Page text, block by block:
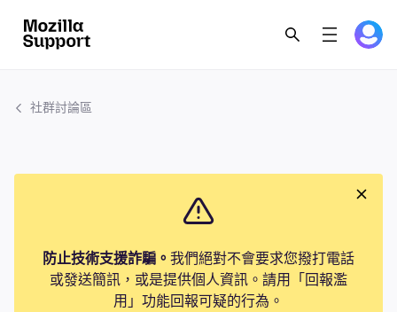
社群討論區
防止技術支援詐騙。 我們絕對不會要求您撥打電話
或發送簡訊，或是提供個人資訊。請用「回報濫
用」功能回報可疑的行為。